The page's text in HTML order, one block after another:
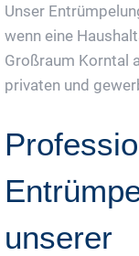
Unser
wenn eine
Großraum Korntal
privaten und
unserer